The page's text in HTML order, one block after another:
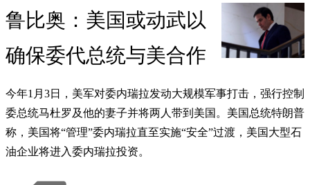
鲁比奥：美国或动武以
确保委代总统与美合作
今年1月3日，美军对委内瑞拉发动大规模军事打击，强行控制
委总统马杜罗及他的妻子并将两人带到美国。美国总统特朗普
称，美国将“管理”委内瑞拉直至实施“安全”过渡，美国大型石
油企业将进入委内瑞拉投资。